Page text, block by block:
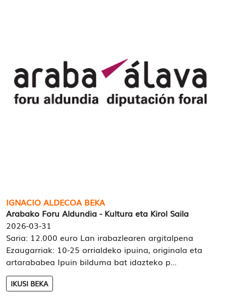
IGNACIO ALDECOA BEKA
Arabako Foru Aldundia - Kultura eta Kirol Saila
2026-03-31
Saria: 12.000 euro Lan irabazlearen argitalpena
Ezaugarriak: 10-25 orrialdeko ipuina, originala eta
artarababea Ipuin bilduma bat idazteko p...
IKUSI BEKA